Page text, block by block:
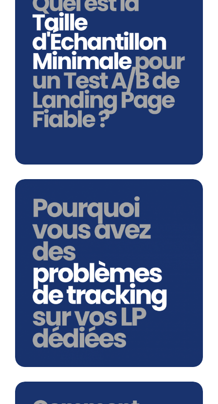
Quelle Est La Taille D’échantillon
Minimale Pour Un Test A/B De
Landing Page Fiable ?
En savoir plus
Pourquoi Mes Conversions Google
Ads Ne Remontent-Elles Pas Sur Mes
Landing Page?
En savoir plus